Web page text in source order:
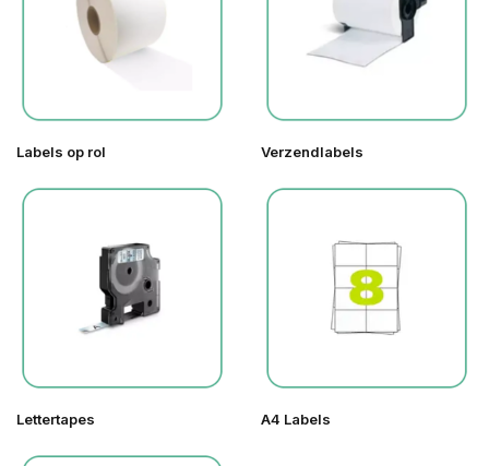
Labels op rol Verzendlabels
Lettertapes A4 Labels